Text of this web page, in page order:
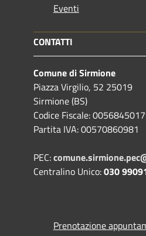
Eventi
CONTATTI
Comune di Sirmione
Piazza Virgilio, 52 25019
Sirmione (BS)
Codice Fiscale:
Partita IVA: 00570860981
PEC:
Centralino Unico:030
Prenotazione